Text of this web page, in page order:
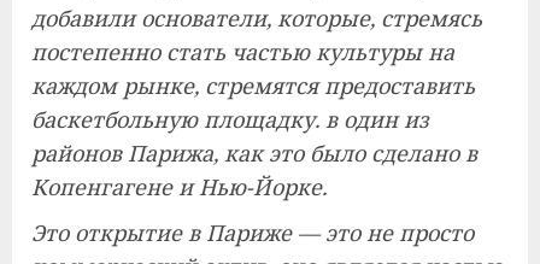
добавили основатели, которые, стремясь
постепенно стать частью культуры на
каждом рынке, стремятся предоставить
баскетбольную площадку. в один из
районов Парижа, как это было сделано в
Копенгагене и Нью-Йорке.
Это открытие в Париже — это не просто